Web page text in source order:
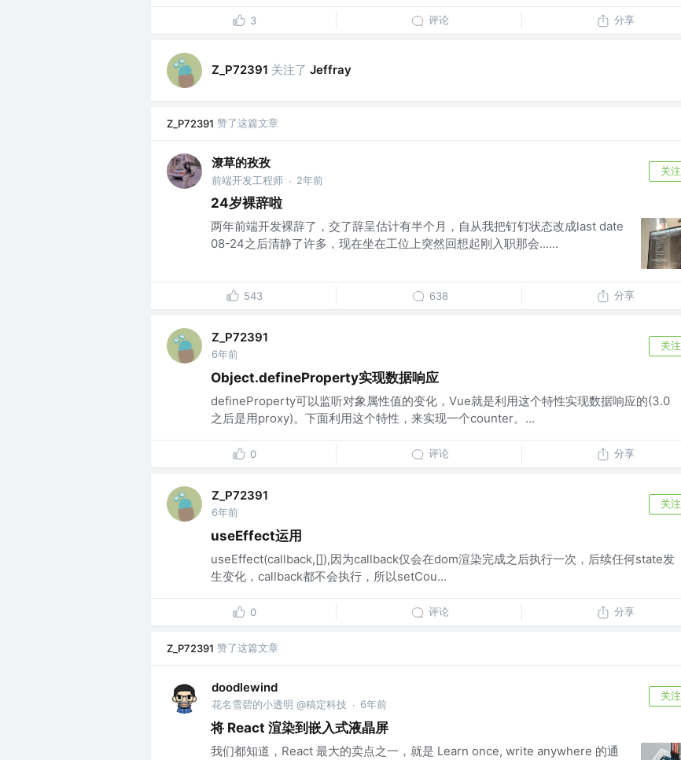
3 评论 分享
Z_P72391 关注了 Jeffray
Z_P72391 赞了这篇文章
潦草的孜孜
前端开发工程师 · 2年前
关注
24岁裸辞啦
两年前端开发裸辞了，交了辞呈估计有半个月，自从我把钉钉状态改成last date
08-24之后清静了许多，现在坐在工位上突然回想起刚入职那会......
543 638 分享
Z_P72391
6年前
关注
Object.defineProperty实现数据响应
defineProperty可以监听对象属性值的变化，Vue就是利用这个特性实现数据响应的(3.0
之后是用proxy)。下面利用这个特性，来实现一个counter。...
0 评论 分享
Z_P72391
6年前
关注
useEffect运用
useEffect(callback,[]),因为callback仅会在dom渲染完成之后执行一次，后续任何state发
生变化，callback都不会执行，所以setCou...
0 评论 分享
Z_P72391 赞了这篇文章
doodlewind
花名雪碧的小透明 @稿定科技 · 6年前
关注
将 React 渲染到嵌入式液晶屏
我们都知道，React 最大的卖点之一，就是 Learn once, write anywhere 的通